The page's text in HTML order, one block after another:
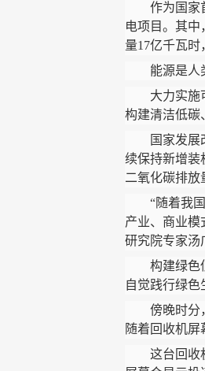
作为国家首
电项目。其
量17亿千瓦时
能源是人类
大力实施可
构建清洁低碳
国家发展改
续保持新增装
二氧化碳排放
“随着我国
产业、商业模
研究院专家汤
构建绿色低
自觉践行绿色
傍晚时分，
随着回收机屏
这台回收机